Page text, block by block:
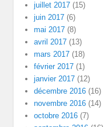
juillet 2017 (15)
juin 2017 (6)
mai 2017 (8)
avril 2017 (13)
mars 2017 (18)
février 2017 (1)
janvier 2017 (12)
décembre 2016 (16)
novembre 2016 (14)
octobre 2016 (7)